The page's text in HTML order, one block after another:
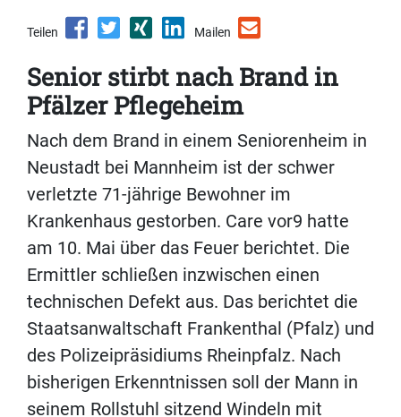
Teilen Mailen
Senior stirbt nach Brand in
Pfälzer Pflegeheim
Nach dem Brand in einem Seniorenheim in
Neustadt bei Mannheim ist der schwer
verletzte 71-jährige Bewohner im
Krankenhaus gestorben. Care vor9 hatte
am 10. Mai über das Feuer berichtet. Die
Ermittler schließen inzwischen einen
technischen Defekt aus. Das berichtet die
Staatsanwaltschaft Frankenthal (Pfalz) und
des Polizeipräsidiums Rheinpfalz. Nach
bisherigen Erkenntnissen soll der Mann in
seinem Rollstuhl sitzend Windeln mit